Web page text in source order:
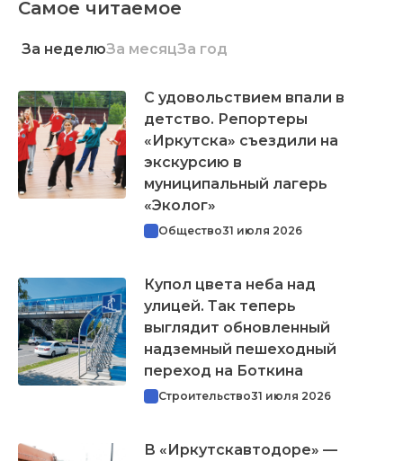
Самое читаемое
За неделюЗа месяцЗа год
С удовольствием впали в
детство. Репортеры
«Иркутска» съездили на
экскурсию в
муниципальный лагерь
«Эколог»
Общество31 июля 2026
Купол цвета неба над
улицей. Так теперь
выглядит обновленный
надземный пешеходный
переход на Боткина
Строительство31 июля 2026
В «Иркутскавтодоре» —